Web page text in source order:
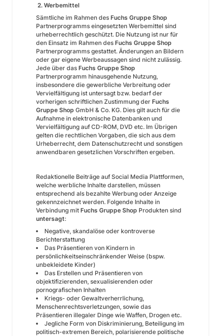
2. Werbemittel
Sämtliche im Rahmen des Fuchs Gruppe Shop
Partnerprogramms eingesetzten Werbemittel sind
urheberrechtlich geschützt. Die Nutzung ist nur für
den Einsatz im Rahmen des Fuchs Gruppe Shop
Partnerprogramms gestattet. Änderungen an Bildern
oder gar eigene Werbeaussagen sind nicht zulässig.
Jede über das Fuchs Gruppe Shop
Partnerprogramm hinausgehende Nutzung,
insbesondere die gewerbliche Verbreitung oder
Vervielfältigung ist untersagt bzw. bedarf der
vorherigen schriftlichen Zustimmung der Fuchs
Gruppe Shop GmbH & Co. KG. Dies gilt auch für die
Aufnahme in elektronische Datenbanken und
Vervielfältigung auf CD-ROM, DVD etc. Im Übrigen
gelten die rechtlichen Vorgaben, die sich aus dem
Urheberrecht, dem Datenschutzrecht und sonstigen
anwendbaren gesetzlichen Vorschriften ergeben.
Redaktionelle Beiträge auf Social Media Plattformen,
welche werbliche Inhalte darstellen, müssen
entsprechend als bezahlte Werbung oder Anzeige
gekennzeichnet werden. Folgende Inhalte in
Verbindung mit Fuchs Gruppe Shop Produkten sind
untersagt:
Negative, skandalöse oder kontroverse
Berichterstattung
Das Präsentieren von Kindern in
persönlichkeitseinschränkender Weise (bspw.
unbekleidete Kinder)
Das Erstellen und Präsentieren von
objektifizierenden, sexualisierenden oder
pornografischen Inhalten
Kriegs- oder Gewaltverherrlichung,
Menschenrechtsverletzungen, sowie das
Präsentieren illegaler Dinge wie Waffen, Drogen etc.
Jegliche Form von Diskriminierung, Beteiligung im
politisch-extremen Bereich, polarisierende politische